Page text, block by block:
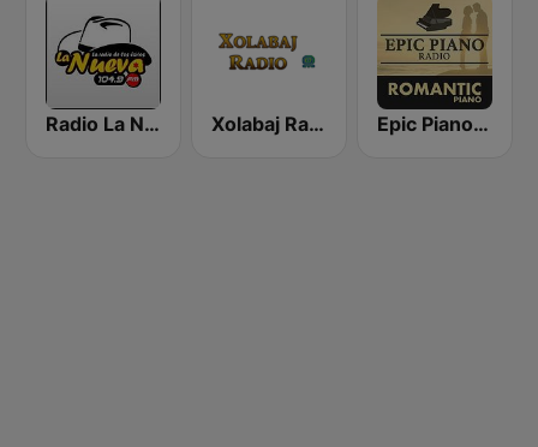
Radio La Nueva 104.9 FM Xolabaj Radio Epic Piano - ROMANTIC PIANO